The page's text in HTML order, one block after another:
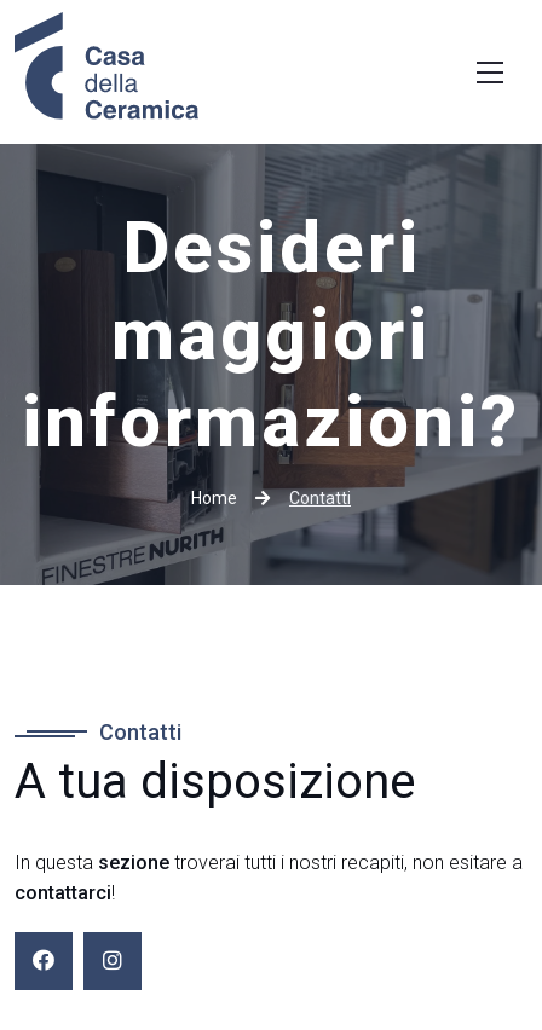
Desideri
maggiori
informazioni?
Home Contatti
Contatti
A tua disposizione
In questa sezione troverai tutti i nostri recapiti, non esitare a
contattarci!